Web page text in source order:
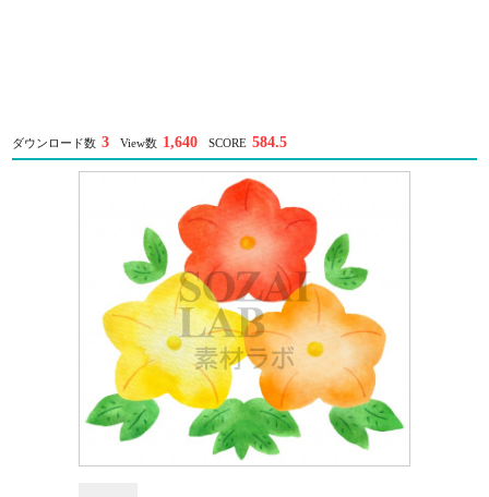
ダウンロード数 3 View数 1,640 SCORE 584.5